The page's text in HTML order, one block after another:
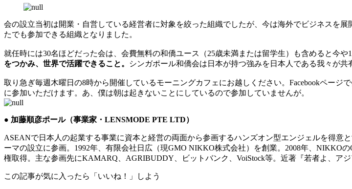
会の設立当初は開業・自営している経営者に対象を絞った組織でしたが、今は海外でビジネスを
たでも参加できる組織となりました。
就任時には30名ほどだった会は、会費無料の和僑ユース（25歳未満または留学生）も含めると今や
をつかみ、世界で活躍できること。
シンガポール和僑会は日本が持つ強みを日本人である我々が共
取り急ぎ毎週木曜日の8時から開催しているモーニングカフェにお越しください。Facebookペー
に参加いただけます。あ、僕は朝は起きないことにしているので参加していませんが。
● 加藤順彦ポール（事業家・LENSMODE PTE LTD）
ASEANで日本人の起業する事業に資本と経営の両面から参画するハンズオン型エンジェルを得意
ーマの設立に参画。1992年、有限会社日広（現GMO NIKKO株式会社）を創業。2008年、NIKKO
権取得。主な参画先にKAMARQ、AGRIBUDDY、ビットバンク、VoiStock等。近著『若者よ、ア
この記事が気に入ったら「いいね！」しよう